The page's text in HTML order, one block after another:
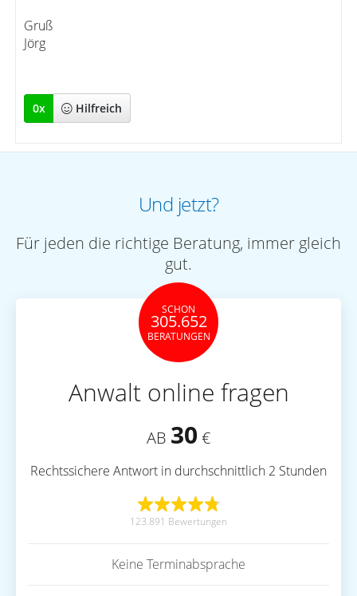
Gruß
Jörg
0x Hilfreich
Und jetzt?
Für jeden die richtige Beratung, immer gleich
gut.
SCHON
305.652
BERATUNGEN
Anwalt online fragen
AB 30 €
Rechtssichere Antwort in durchschnittlich 2 Stunden
123.891 Bewertungen
Keine Terminabsprache